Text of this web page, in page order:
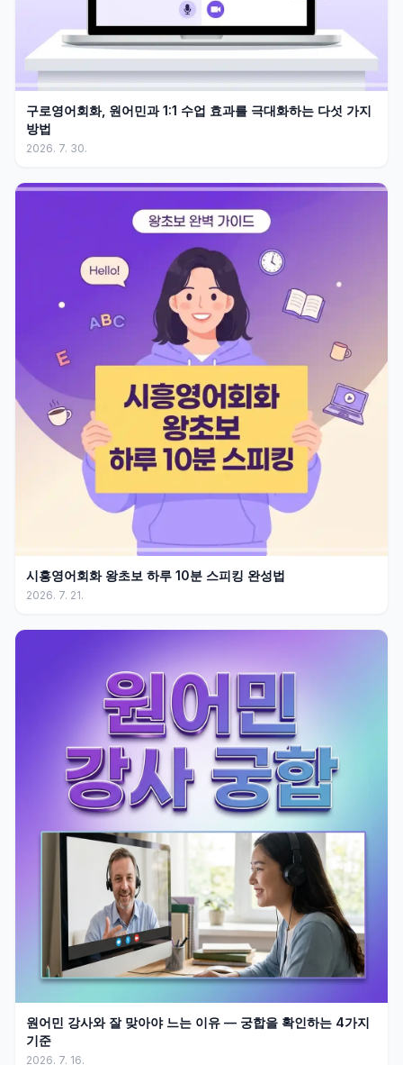
구로영어회화, 원어민과 1:1 수업 효과를 극대화하는 다섯 가지
방법
2026. 7. 30.
시흥영어회화 왕초보 하루 10분 스피킹 완성법
2026. 7. 21.
원어민 강사와 잘 맞아야 느는 이유 — 궁합을 확인하는 4가지
기준
2026. 7. 16.